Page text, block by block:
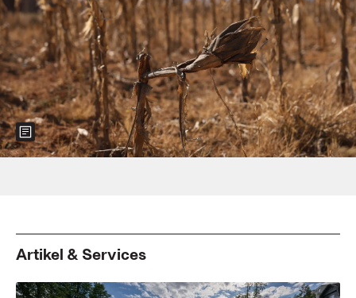
Show more information about the image
Artikel & Services